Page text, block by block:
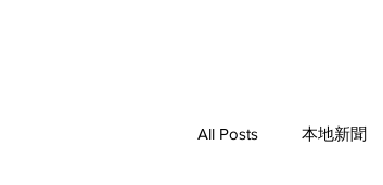
All Posts 本地新聞